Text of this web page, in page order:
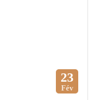
23
Fév